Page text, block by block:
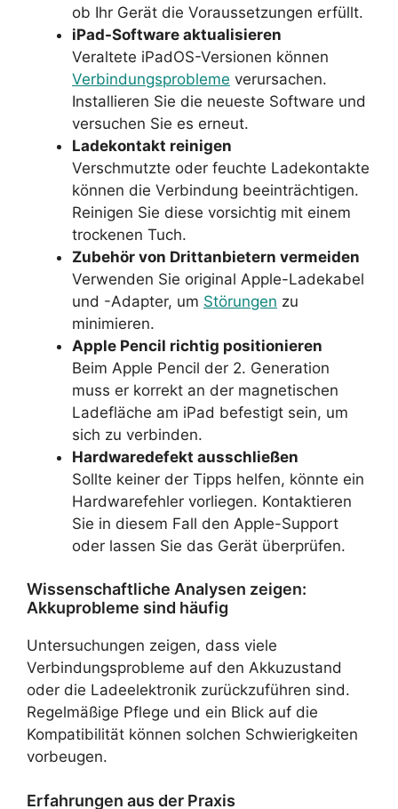
ob Ihr Gerät die Voraussetzungen erfüllt.
iPad-Software aktualisieren
Veraltete iPadOS-Versionen können
Verbindungsprobleme verursachen.
Installieren Sie die neueste Software und
versuchen Sie es erneut.
Ladekontakt reinigen
Verschmutzte oder feuchte Ladekontakte
können die Verbindung beeinträchtigen.
Reinigen Sie diese vorsichtig mit einem
trockenen Tuch.
Zubehör von Drittanbietern vermeiden
Verwenden Sie original Apple-Ladekabel
und -Adapter, um Störungen zu
minimieren.
Apple Pencil richtig positionieren
Beim Apple Pencil der 2. Generation
muss er korrekt an der magnetischen
Ladefläche am iPad befestigt sein, um
sich zu verbinden.
Hardwaredefekt ausschließen
Sollte keiner der Tipps helfen, könnte ein
Hardwarefehler vorliegen. Kontaktieren
Sie in diesem Fall den Apple-Support
oder lassen Sie das Gerät überprüfen.
Wissenschaftliche Analysen zeigen:
Akkuprobleme sind häufig
Untersuchungen zeigen, dass viele
Verbindungsprobleme auf den Akkuzustand
oder die Ladeelektronik zurückzuführen sind.
Regelmäßige Pflege und ein Blick auf die
Kompatibilität können solchen Schwierigkeiten
vorbeugen.
Erfahrungen aus der Praxis